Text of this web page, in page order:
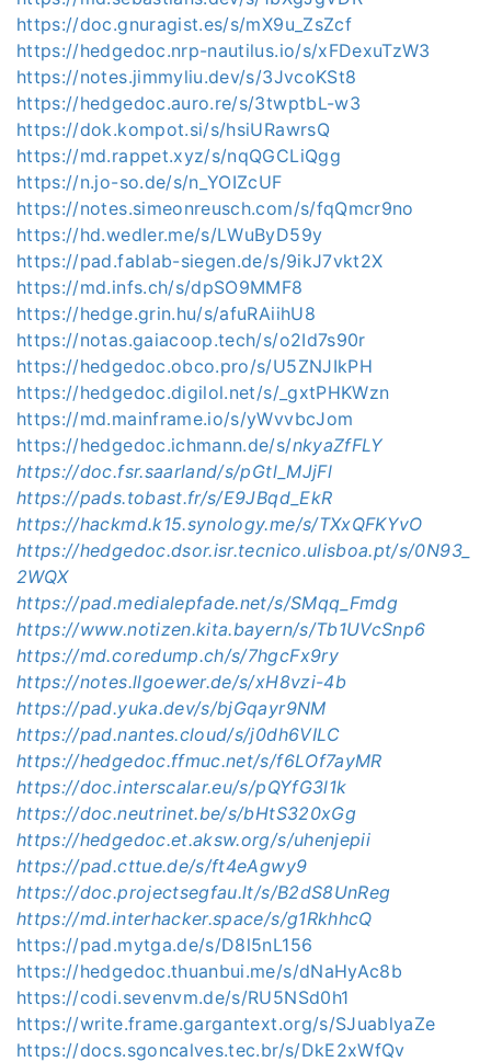
https://doc.gnuragist.es/s/mX9u_ZsZcf
https://hedgedoc.nrp-nautilus.io/s/xFDexuTzW3
https://notes.jimmyliu.dev/s/3JvcoKSt8
https://hedgedoc.auro.re/s/3twptbL-w3
https://dok.kompot.si/s/hsiURawrsQ
https://md.rappet.xyz/s/nqQGCLiQgg
https://n.jo-so.de/s/n_YOIZcUF
https://notes.simeonreusch.com/s/fqQmcr9no
https://hd.wedler.me/s/LWuByD59y
https://pad.fablab-siegen.de/s/9ikJ7vkt2X
https://md.infs.ch/s/dpSO9MMF8
https://hedge.grin.hu/s/afuRAiihU8
https://notas.gaiacoop.tech/s/o2Id7s90r
https://hedgedoc.obco.pro/s/U5ZNJIkPH
https://hedgedoc.digilol.net/s/_gxtPHKWzn
https://md.mainframe.io/s/yWvvbcJom
https://hedgedoc.ichmann.de/s/nkyaZfFLY
https://doc.fsr.saarland/s/pGtl_MJjFl
https://pads.tobast.fr/s/E9JBqd_EkR
https://hackmd.k15.synology.me/s/TXxQFKYvO
https://hedgedoc.dsor.isr.tecnico.ulisboa.pt/s/0N93_
2WQX
https://pad.medialepfade.net/s/SMqq_Fmdg
https://www.notizen.kita.bayern/s/Tb1UVcSnp6
https://md.coredump.ch/s/7hgcFx9ry
https://notes.llgoewer.de/s/xH8vzi-4b
https://pad.yuka.dev/s/bjGqayr9NM
https://pad.nantes.cloud/s/j0dh6VILC
https://hedgedoc.ffmuc.net/s/f6LOf7ayMR
https://doc.interscalar.eu/s/pQYfG3l1k
https://doc.neutrinet.be/s/bHtS320xGg
https://hedgedoc.et.aksw.org/s/uhenjepii
https://pad.cttue.de/s/ft4eAgwy9
https://doc.projectsegfau.lt/s/B2dS8UnReg
https://md.interhacker.space/s/g1RkhhcQ
https://pad.mytga.de/s/D8l5nL156
https://hedgedoc.thuanbui.me/s/dNaHyAc8b
https://codi.sevenvm.de/s/RU5NSd0h1
https://write.frame.gargantext.org/s/SJuablyaZe
https://docs.sgoncalves.tec.br/s/DkE2xWfQv